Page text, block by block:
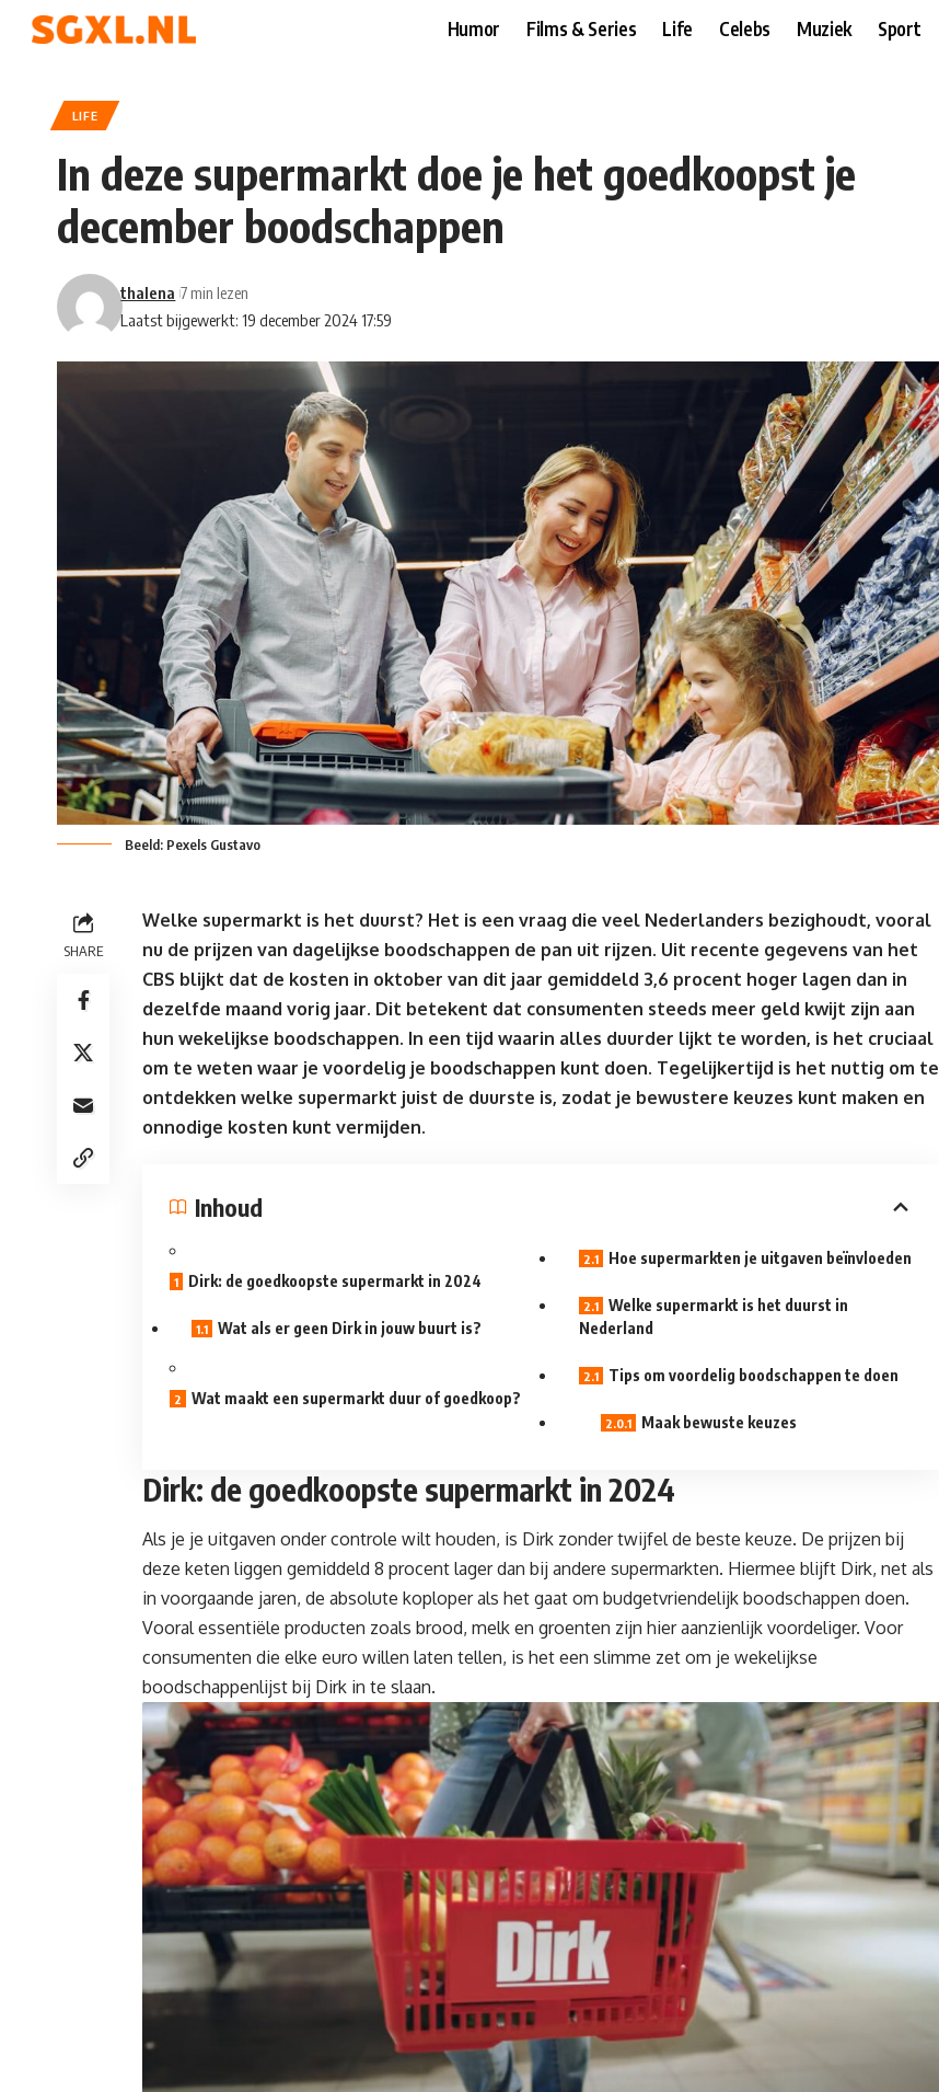
Humor Films & Series Life Celebs Muziek Sport
LIFE
In deze supermarkt doe je het goedkoopst je
december boodschappen
Laatst bijgewerkt: 19 december 2024 17:59
thalena 7 min lezen
Beeld: Pexels Gustavo
SHARE
Welke supermarkt is het duurst? Het is een vraag die veel Nederlanders bezighoudt, vooral
nu de prijzen van dagelijkse boodschappen de pan uit rijzen. Uit recente gegevens van het
CBS blijkt dat de kosten in oktober van dit jaar gemiddeld 3,6 procent hoger lagen dan in
dezelfde maand vorig jaar. Dit betekent dat consumenten steeds meer geld kwijt zijn aan
hun wekelijkse boodschappen. In een tijd waarin alles duurder lijkt te worden, is het cruciaal
om te weten waar je voordelig je boodschappen kunt doen. Tegelijkertijd is het nuttig om te
ontdekken welke supermarkt juist de duurste is, zodat je bewustere keuzes kunt maken en
onnodige kosten kunt vermijden.
Inhoud
Dirk: de goedkoopste supermarkt in 2024
Wat als er geen Dirk in jouw buurt is?
Wat maakt een supermarkt duur of goedkoop?
Hoe supermarkten je uitgaven beïnvloeden
Welke supermarkt is het duurst in
Nederland
Tips om voordelig boodschappen te doen
Maak bewuste keuzes
Dirk: de goedkoopste supermarkt in 2024
Als je je uitgaven onder controle wilt houden, is Dirk zonder twijfel de beste keuze. De prijzen bij
deze keten liggen gemiddeld 8 procent lager dan bij andere supermarkten. Hiermee blijft Dirk, net als
in voorgaande jaren, de absolute koploper als het gaat om budgetvriendelijk boodschappen doen.
Vooral essentiële producten zoals brood, melk en groenten zijn hier aanzienlijk voordeliger. Voor
consumenten die elke euro willen laten tellen, is het een slimme zet om je wekelijkse
boodschappenlijst bij Dirk in te slaan.